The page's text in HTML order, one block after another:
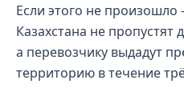
Если этого не произошло
Казахстана не пропустят
а перевозчику выдадут
территорию в течение